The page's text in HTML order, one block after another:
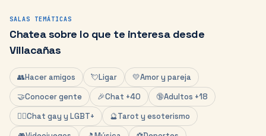
SALAS TEMÁTICAS
Chatea sobre lo que te interesa desde
Villacañas
👥Hacer amigos 💘Ligar 💛Amor y pareja
🤝Conocer gente 🎉Chat +40 🔞Adultos +18
🏳️‍🌈Chat gay y LGBT+ 🔮Tarot y esoterismo